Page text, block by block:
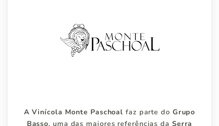
A Vinícola Monte Paschoal faz parte do Grupo
Basso, uma das maiores referências da Serra